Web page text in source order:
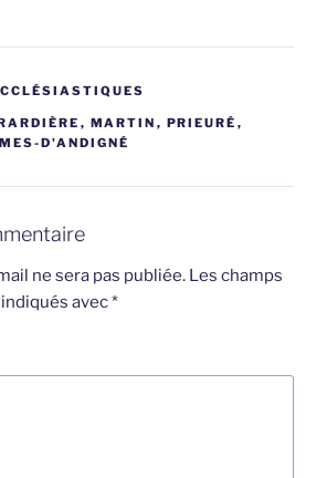
, MARTIN , PRIEURÉ ,
D'ANDIGNÉ
ne sera pas publiée. Les champs
avec*